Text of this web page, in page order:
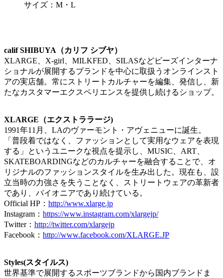
サイズ：M・L
calif SHIBUYA（カリフ シブヤ）
XLARGE、X-girl、MILKFED、SILASなどビーズインターナ
ショナルが展開するブランドを中心に取扱うオンラインスト
アの実店舗。常にストリートカルチャーを編集、発信し、新
たなカスタマーエクスペリエンスを提供し続けるショップ。
XLARGE（エクストララージ)
1991年11月、LAのヴァーモント・アヴェニューに誕生。
「普段着ではなく、ファッションとして実用なウェアを表現
する」というユニークな視点を提示し、MUSIC、ART、
SKATEBOARDINGなどのカルチャーを融合することで、オ
リジナルのファッションスタイルを生み出した。現在も、設
立当時の力強さを失うことなく、ストリートウェアの革新者
であり、パイオニアであり続けている。
Official HP： http://www.xlarge.jp
Instagram： https://www.instagram.com/xlargejp/
Twitter： http://twitter.com/xlargejp
Facebook： http://www.facebook.com/XLARGE.JP
Styles(スタイルス)
世界基準で展開するスポーツブランドから国内ブランドま